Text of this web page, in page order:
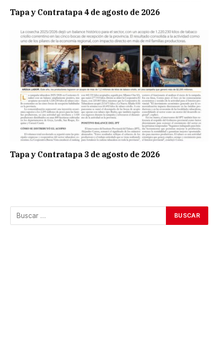
Tapa y Contratapa 4 de agosto de 2026
Tapa y Contratapa 3 de agosto de 2026